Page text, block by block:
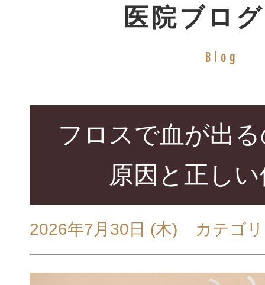
STAFF
院長＆スタッ
TREATMENT
虫歯治療
ホワイトニング
設備・院内
初診の方へ・治
医院ブロ
Blog
フロスで血が出
原因と正し
2026年7月30日 (木) カテゴ